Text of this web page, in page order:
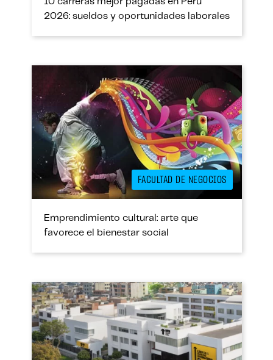
2026: sueldos y oportunidades laborales
FACULTAD DE NEGOCIOS
Emprendimiento cultural: arte que
favorece el bienestar social